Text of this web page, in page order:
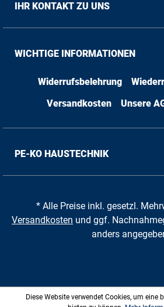
IHR KONTAKT ZU UNS
WICHTIGE INFORMATIONEN
Widerrufsbelehrung
Versandkosten
Unsere
PE-KO HAUSTECHNIK
* Alle Preise inkl. gesetzl.
Versandkosten und ggf.
anders
Diese Website verwendet Cookies, um eine